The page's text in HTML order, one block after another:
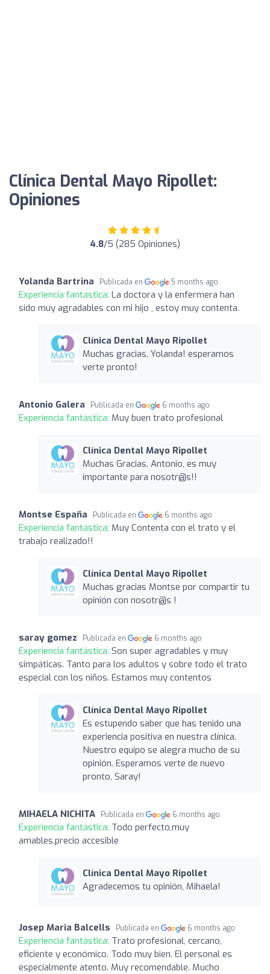
Clínica Dental Mayo Ripollet:
Opiniones
4.8/5 (285 Opiniones)
Yolanda Bartrina Publicada en 5 months ago
Experiencia fantástica: La doctora y la enfermera han
sido muy agradables con mi hijo , estoy muy contenta.
Clínica Dental Mayo Ripollet
Muchas gracias, Yolanda! esperamos
verte pronto!
Antonio Galera Publicada en 6 months ago
Experiencia fantástica: Muy buen trato profesional
Clínica Dental Mayo Ripollet
Muchas Gracias, Antonio, es muy
importante para nosotr@s!!
Montse España Publicada en 6 months ago
Experiencia fantástica: Muy Contenta con el trato y el
trabajo realizado!!
Clínica Dental Mayo Ripollet
Muchas gracias Montse por compartir tu
opinión con nosotr@s !
saray gomez Publicada en 6 months ago
Experiencia fantástica: Son super agradables y muy
simpáticas. Tanto para los adultos y sobre todo el trato
especial con los niños. Estamos muy contentos
Clínica Dental Mayo Ripollet
Es estupendo saber que has tenido una
experiencia positiva en nuestra clínica.
Nuestro equipo se alegra mucho de su
opinión. Esperamos verte de nuevo
pronto, Saray!
MIHAELA NICHITA Publicada en 6 months ago
Experiencia fantástica: Todo perfecto,muy
amables,precio accesible
Clínica Dental Mayo Ripollet
Agradecemos tu opinión, Mihaela!
Josep Maria Balcells Publicada en 6 months ago
Experiencia fantástica: Trato profesional, cercano,
eficiente y económico. Todo muy bien. El personal es
especialmente atento. Muy recomendable. Mucho